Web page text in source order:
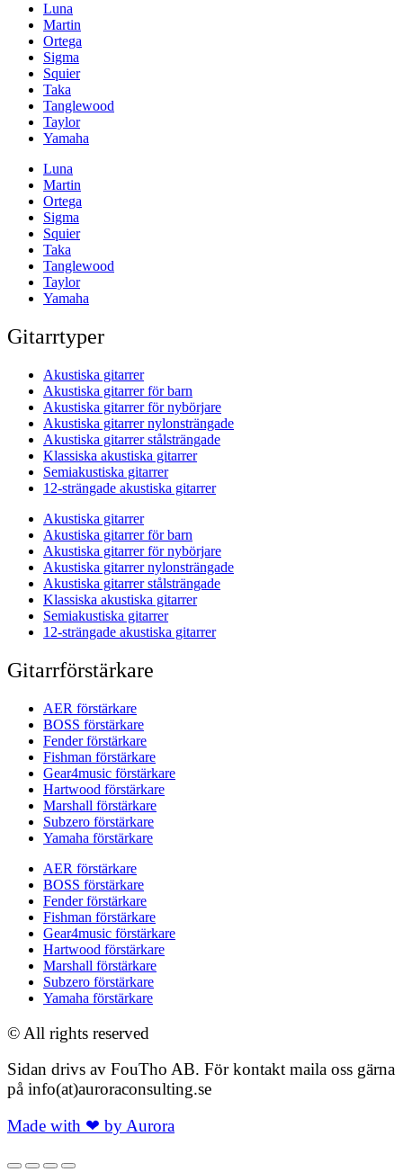
Luna
Martin
Ortega
Sigma
Squier
Taka
Tanglewood
Taylor
Yamaha
Luna
Martin
Ortega
Sigma
Squier
Taka
Tanglewood
Taylor
Yamaha
Gitarrtyper
Akustiska gitarrer
Akustiska gitarrer för barn
Akustiska gitarrer för nybörjare
Akustiska gitarrer nylonsträngade
Akustiska gitarrer stålsträngade
Klassiska akustiska gitarrer
Semiakustiska gitarrer
12-strängade akustiska gitarrer
Akustiska gitarrer
Akustiska gitarrer för barn
Akustiska gitarrer för nybörjare
Akustiska gitarrer nylonsträngade
Akustiska gitarrer stålsträngade
Klassiska akustiska gitarrer
Semiakustiska gitarrer
12-strängade akustiska gitarrer
Gitarrförstärkare
AER förstärkare
BOSS förstärkare
Fender förstärkare
Fishman förstärkare
Gear4music förstärkare
Hartwood förstärkare
Marshall förstärkare
Subzero förstärkare
Yamaha förstärkare
AER förstärkare
BOSS förstärkare
Fender förstärkare
Fishman förstärkare
Gear4music förstärkare
Hartwood förstärkare
Marshall förstärkare
Subzero förstärkare
Yamaha förstärkare
© All rights reserved
Sidan drivs av FouTho AB. För kontakt maila oss gärna
på info(at)auroraconsulting.se
Made with ❤ by Aurora